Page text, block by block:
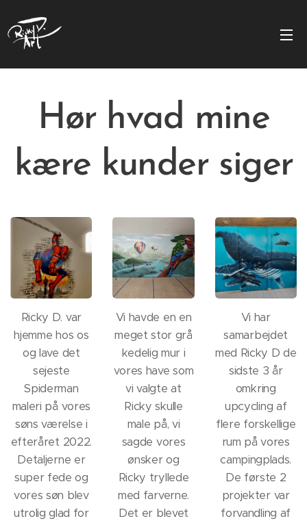
Hør hvad mine
kære kunder siger
Ricky D. var
hjemme hos os
og lave det
sejeste
Spiderman
maleri på vores
søns værelse i
efteråret 2022.
Detaljerne er
super fede og
vores søn blev
utrolig glad for
Vi havde en en
meget stor grå
kedelig mur i
vores have som
vi valgte at
Ricky skulle
male på, vi
sagde vores
ønsker og
Ricky tryllede
med farverne.
Det er blevet
Vi har
samarbejdet
med Ricky D de
sidste 3 år
omkring
upcycling af
flere forskellige
rum på vores
campingplads.
De første 2
projekter var
forvandling af